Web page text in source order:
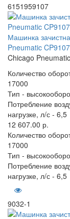
6151959107
Машинка
Pneumatic CP9107
Chicago
Количество
17000
Тип -
Потребление
нагрузке, л/с - 6,5
12 607.00 р.
Количество
17000
Тип -
Потребление
нагрузке, л/с - 6,5
9032-1